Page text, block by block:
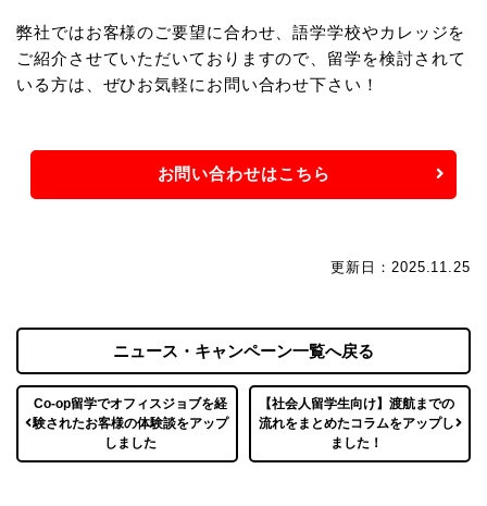
弊社ではお客様のご要望に合わせ、語学学校やカレッジを
ご紹介させていただいておりますので、 留学を検討されて
いる方は、ぜひお気軽にお問い合わせ下さい！
お問い合わせはこちら
更新日：2025.11.25
Co-op留学でオフィスジョブを経
験されたお客様の体験談をアップ
しました
ニュース・キャンペーン一覧へ戻る
【社会人留学生向け】渡航までの
流れをまとめたコラムをアップし
ました！